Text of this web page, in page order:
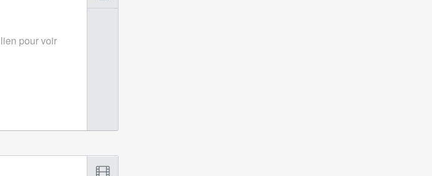
pour voir